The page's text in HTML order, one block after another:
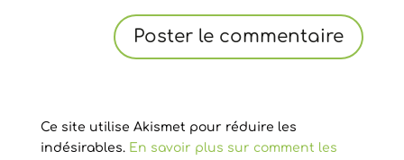
Ce site utilise Akismet pour réduire les
indésirables. En savoir plus sur comment les